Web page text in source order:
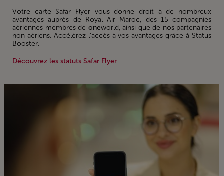
Votre carte Safar Flyer vous donne droit à de nombreux
avantages auprès de Royal Air Maroc, des 15 compagnies
aériennes membres de oneworld, ainsi que de nos partenaires
non aériens. Accélérez l’accès à vos avantages grâce à Status
Booster.
Découvrez les statuts Safar Flyer